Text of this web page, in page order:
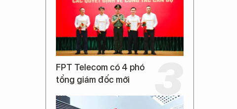
FPT Telecom có 4 phó
tổng giám đốc mới